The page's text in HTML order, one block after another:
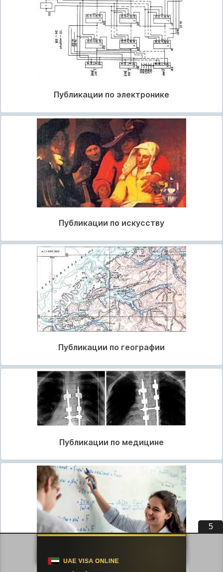
Публикации по электронике
Публикации по искусству
Публикации по географии
Публикации по медицине
4